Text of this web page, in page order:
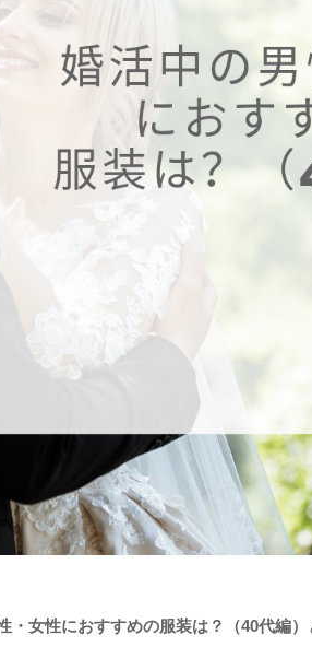
・女性におすすめの服装は？（40代編）